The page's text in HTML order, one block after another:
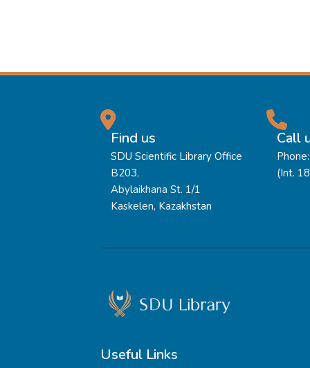
Find us
SDU Scientific Library Office
B203,
Abylaikhana St. 1/1
Kaskelen, Kazakhstan
Call
(Int.
Useful Links